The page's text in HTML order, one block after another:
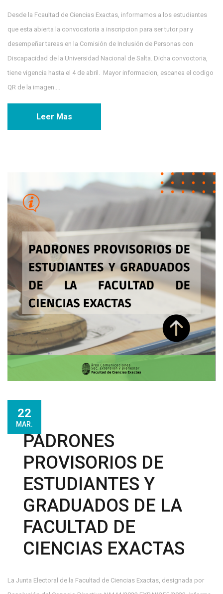
Desde la Fcaultad de Ciencias Exactas, informamos a los estudiantes
que esta abierta la convocatoria a inscripcion para ser tutor par y
desempeñar tareas en la Comisión de Inclusión de Personas con
Discapacidad de la Universidad Nacional de Salta. Dicha convoctoria,
tiene vigencia hasta el 4 de abril. Mayor informacion, escanea el codigo
QR de la imagen....
Leer Mas
22
MAR.
PADRONES
PROVISORIOS DE
ESTUDIANTES Y
GRADUADOS DE LA
FACULTAD DE
CIENCIAS EXACTAS
La Junta Electoral de la Facultad de Ciencias Exactas, designada por